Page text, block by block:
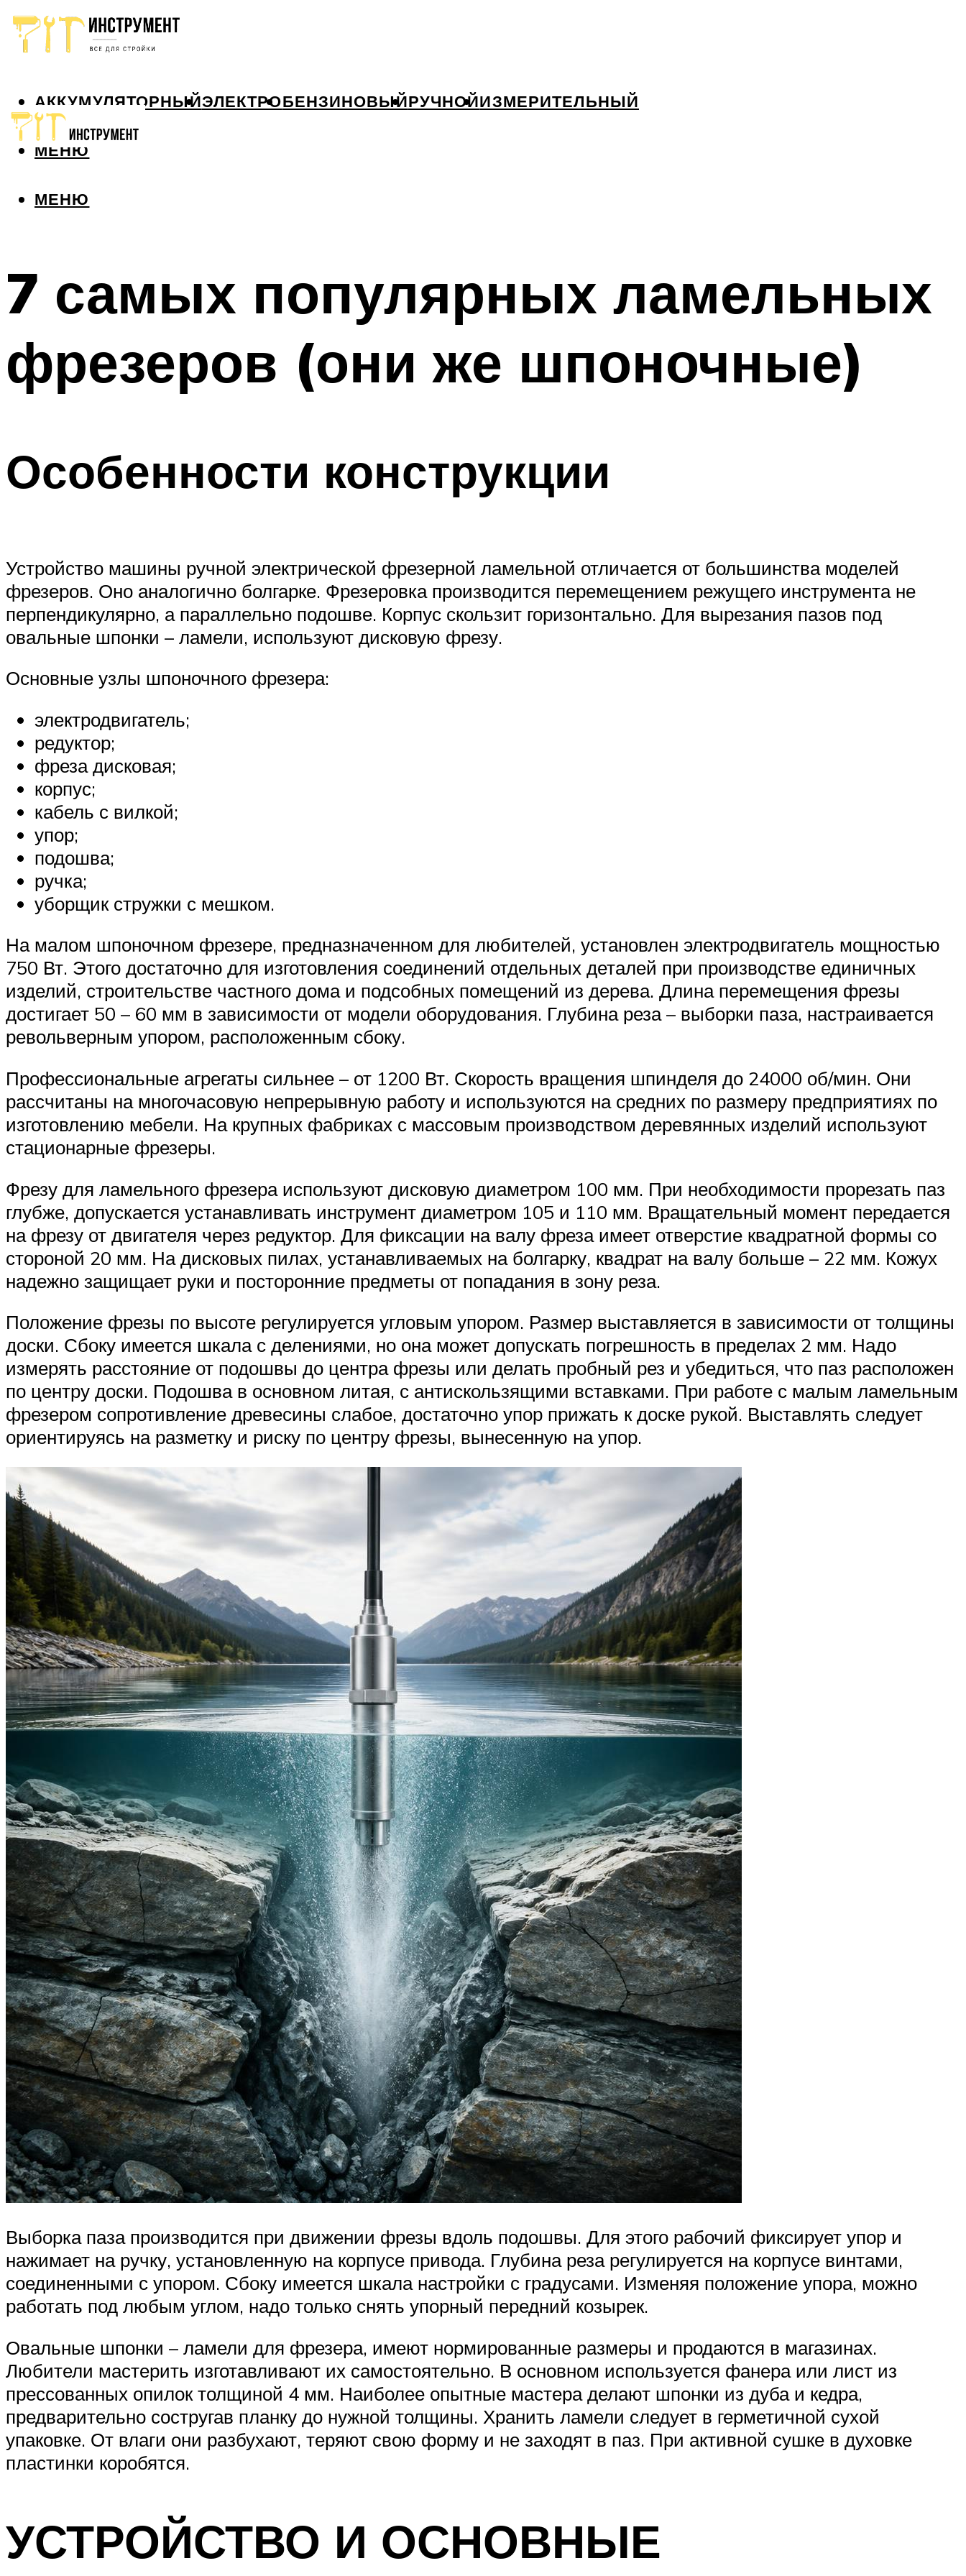
АККУМУЛЯТОРНЫЙЭЛЕКТРОБЕНЗИНОВЫЙРУЧНОЙИЗМЕРИТЕЛЬНЫЙ
МЕНЮ
МЕНЮ
7 самых популярных ламельных
фрезеров (они же шпоночные)
Особенности конструкции
Устройство машины ручной электрической фрезерной ламельной отличается от большинства моделей
фрезеров. Оно аналогично болгарке. Фрезеровка производится перемещением режущего инструмента не
перпендикулярно, а параллельно подошве. Корпус скользит горизонтально. Для вырезания пазов под
овальные шпонки – ламели, используют дисковую фрезу.
Основные узлы шпоночного фрезера:
электродвигатель;
редуктор;
фреза дисковая;
корпус;
кабель с вилкой;
упор;
подошва;
ручка;
уборщик стружки с мешком.
На малом шпоночном фрезере, предназначенном для любителей, установлен электродвигатель мощностью
750 Вт. Этого достаточно для изготовления соединений отдельных деталей при производстве единичных
изделий, строительстве частного дома и подсобных помещений из дерева. Длина перемещения фрезы
достигает 50 – 60 мм в зависимости от модели оборудования. Глубина реза – выборки паза, настраивается
револьверным упором, расположенным сбоку.
Профессиональные агрегаты сильнее – от 1200 Вт. Скорость вращения шпинделя до 24000 об/мин. Они
рассчитаны на многочасовую непрерывную работу и используются на средних по размеру предприятиях по
изготовлению мебели. На крупных фабриках с массовым производством деревянных изделий используют
стационарные фрезеры.
Фрезу для ламельного фрезера используют дисковую диаметром 100 мм. При необходимости прорезать паз
глубже, допускается устанавливать инструмент диаметром 105 и 110 мм. Вращательный момент передается
на фрезу от двигателя через редуктор. Для фиксации на валу фреза имеет отверстие квадратной формы со
стороной 20 мм. На дисковых пилах, устанавливаемых на болгарку, квадрат на валу больше – 22 мм. Кожух
надежно защищает руки и посторонние предметы от попадания в зону реза.
Положение фрезы по высоте регулируется угловым упором. Размер выставляется в зависимости от толщины
доски. Сбоку имеется шкала с делениями, но она может допускать погрешность в пределах 2 мм. Надо
измерять расстояние от подошвы до центра фрезы или делать пробный рез и убедиться, что паз расположен
по центру доски. Подошва в основном литая, с антискользящими вставками. При работе с малым ламельным
фрезером сопротивление древесины слабое, достаточно упор прижать к доске рукой. Выставлять следует
ориентируясь на разметку и риску по центру фрезы, вынесенную на упор.
Выборка паза производится при движении фрезы вдоль подошвы. Для этого рабочий фиксирует упор и
нажимает на ручку, установленную на корпусе привода. Глубина реза регулируется на корпусе винтами,
соединенными с упором. Сбоку имеется шкала настройки с градусами. Изменяя положение упора, можно
работать под любым углом, надо только снять упорный передний козырек.
Овальные шпонки – ламели для фрезера, имеют нормированные размеры и продаются в магазинах.
Любители мастерить изготавливают их самостоятельно. В основном используется фанера или лист из
прессованных опилок толщиной 4 мм. Наиболее опытные мастера делают шпонки из дуба и кедра,
предварительно состругав планку до нужной толщины. Хранить ламели следует в герметичной сухой
упаковке. От влаги они разбухают, теряют свою форму и не заходят в паз. При активной сушке в духовке
пластинки коробятся.
УСТРОЙСТВО И ОСНОВНЫЕ